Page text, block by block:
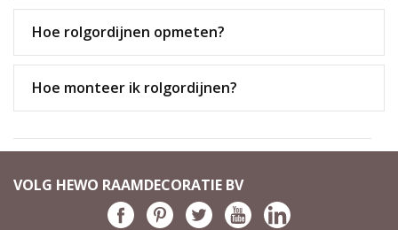
Hoe rolgordijnen opmeten?
Hoe monteer ik rolgordijnen?
VOLG HEWO RAAMDECORATIE BV